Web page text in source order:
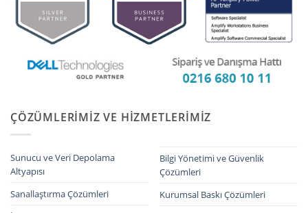
ÇÖZÜMLERIMIZ VE HIZMETLERIMIZ
Sunucu ve Veri Depolama
Altyapısı
Sanallaştırma Çözümleri
Bilgi Yönetimi ve Güvenlik
Çözümleri
Kurumsal Baskı Çözümleri